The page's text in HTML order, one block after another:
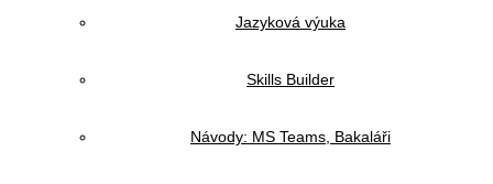
Jazyková výuka
Skills Builder
Návody: MS Teams, Bakaláři